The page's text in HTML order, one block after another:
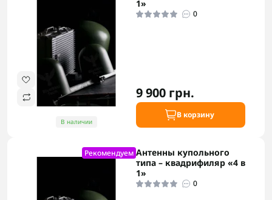
В наличии
1»
0
9 900 грн.
В корзину
Рекомендуем Антенны купольного
типа – квадрифиляр «4 в
1»
0